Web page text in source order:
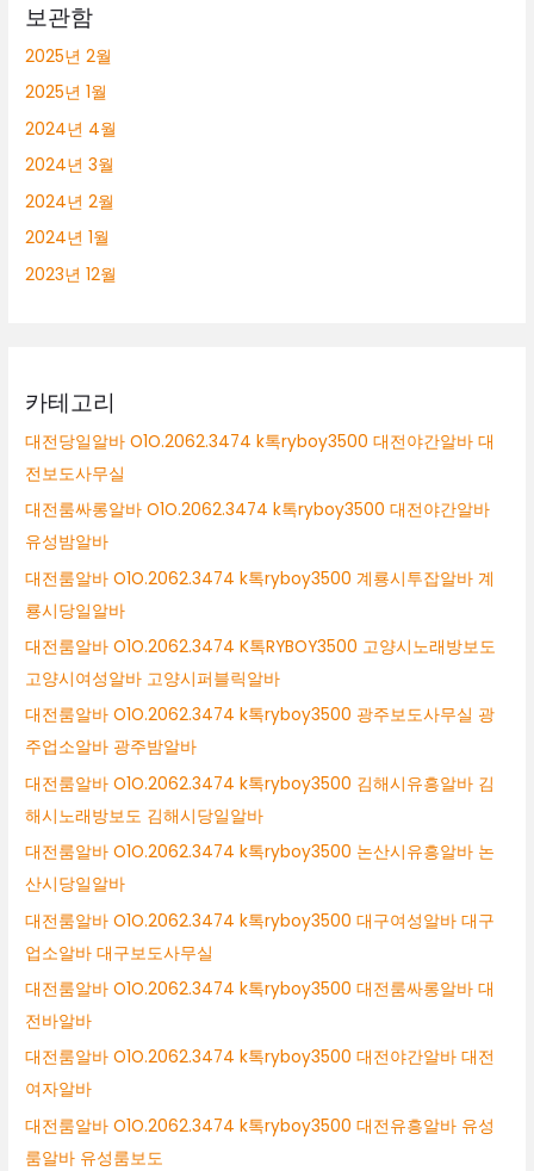
보관함
2025년 2월
2025년 1월
2024년 4월
2024년 3월
2024년 2월
2024년 1월
2023년 12월
카테고리
대전당일알바 O1O.2062.3474 k톡ryboy3500 대전야간알바 대
전보도사무실
대전룸싸롱알바 O1O.2062.3474 k톡ryboy3500 대전야간알바
유성밤알바
대전룸알바 O1O.2062.3474 k톡ryboy3500 계룡시투잡알바 계
룡시당일알바
대전룸알바 O1O.2062.3474 K톡RYBOY3500 고양시노래방보도
고양시여성알바 고양시퍼블릭알바
대전룸알바 O1O.2062.3474 k톡ryboy3500 광주보도사무실 광
주업소알바 광주밤알바
대전룸알바 O1O.2062.3474 k톡ryboy3500 김해시유흥알바 김
해시노래방보도 김해시당일알바
대전룸알바 O1O.2062.3474 k톡ryboy3500 논산시유흥알바 논
산시당일알바
대전룸알바 O1O.2062.3474 k톡ryboy3500 대구여성알바 대구
업소알바 대구보도사무실
대전룸알바 O1O.2062.3474 k톡ryboy3500 대전룸싸롱알바 대
전바알바
대전룸알바 O1O.2062.3474 k톡ryboy3500 대전야간알바 대전
여자알바
대전룸알바 O1O.2062.3474 k톡ryboy3500 대전유흥알바 유성
룸알바 유성룸보도